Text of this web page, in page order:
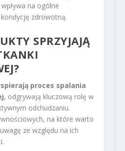
na ogólne
zdrowotną.
SPRZYJAJĄ
proces spalania
, odgrywają kluczową rolę w
odchudzaniu.
na które warto
ze względu na ich